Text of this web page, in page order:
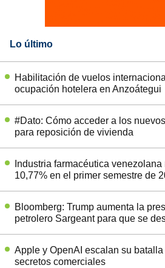
Lo último
Habilitación de vuelos
ocupación hotelera en Anzoátegui
#Dato: Cómo acceder a los
para reposición de vivienda
Industria farmacéutica
10,77% en el primer semestre de
Bloomberg: Trump aumenta la
petrolero Sargeant para que se
Apple y OpenAI escalan su
secretos comerciales